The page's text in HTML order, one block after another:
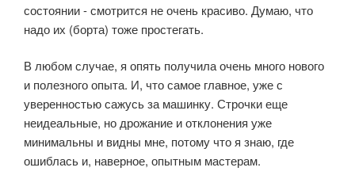
состоянии - смотрится не очень красиво. Думаю, что
надо их (борта) тоже простегать.
В любом случае, я опять получила очень много нового
и полезного опыта. И, что самое главное, уже с
уверенностью сажусь за машинку. Строчки еще
неидеальные, но дрожание и отклонения уже
минимальны и видны мне, потому что я знаю, где
ошиблась и, наверное, опытным мастерам.